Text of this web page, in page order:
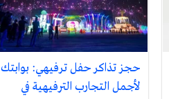
حجز تذاكر حفل ترفيهي: بوابتك
لأجمل التجارب الترفيهية في